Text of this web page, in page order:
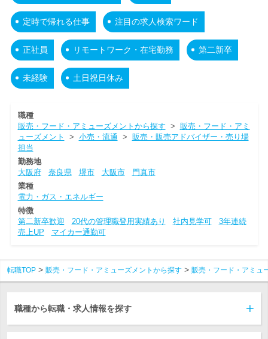
定時で帰れる仕事 注目の求人検索ワード
正社員 リモートワーク・在宅勤務 第二新卒
未経験 土日祝日休み
職種
販売・フード・アミューズメントから探す > 販売・フード・アミ
ューズメント
> 小売・流通 > 販売・販売アドバイザー・売り場
担当
勤務地
大阪府
奈良県 堺市 大阪市
門真市
業種
電力・ガス・エネルギー
特徴
第二新卒歓迎
20代の管理職登用実績あり 社内見学可
3年連続
売上UP
マイカー通勤可
転職TOP 販売・フード・アミューズメントから探す 販売・フード・アミュ
職種から転職・求人情報を探す